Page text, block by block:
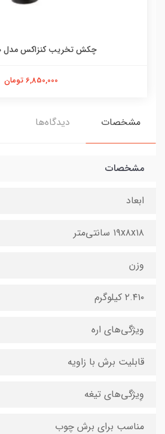
چکش تخریب کنزاکس مدل KDH-2810
6,850,000 تومان
مشخصات دیدگاه‌ها
مشخصات
ابعاد
۱۹x۸x۱۸ سانتی‌متر
وزن
۲.۴۱۰ کیلوگرم
ویژگی‌های اره
قابلیت برش با زاویه
وِیژگی‌های تیغه
مناسب برای برش چوب